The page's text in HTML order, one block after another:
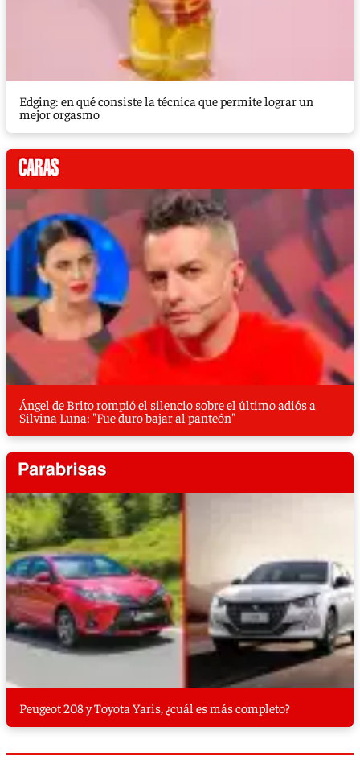
Edging: en qué consiste la técnica que permite lograr un
mejor orgasmo
Ángel de Brito rompió el silencio sobre el último adiós a
Silvina Luna: "Fue duro bajar al panteón"
Peugeot 208 y Toyota Yaris, ¿cuál es más completo?